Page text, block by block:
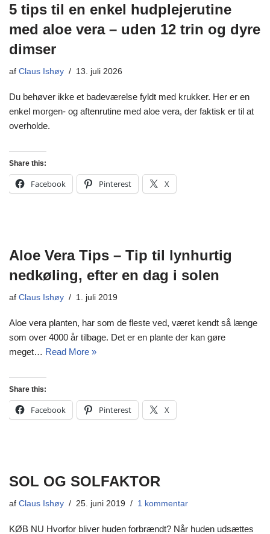
5 tips til en enkel hudplejerutine
med aloe vera – uden 12 trin og dyre
dimser
af Claus Ishøy 13. juli 2026
Du behøver ikke et badeværelse fyldt med krukker. Her er en
enkel morgen- og aftenrutine med aloe vera, der faktisk er til at
overholde.
Share this:
Facebook Pinterest X
Aloe Vera Tips – Tip til lynhurtig
nedkøling, efter en dag i solen
af Claus Ishøy 1. juli 2019
Aloe vera planten, har som de fleste ved, været kendt så længe
som over 4000 år tilbage. Det er en plante der kan gøre
meget… Read More »
Share this:
Facebook Pinterest X
SOL OG SOLFAKTOR
af Claus Ishøy 25. juni 2019 1 kommentar
KØB NU Hvorfor bliver huden forbrændt? Når huden udsættes